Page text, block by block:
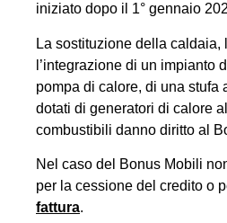
iniziato dopo il 1° gennaio
La sostituzione della caldaia,
l’integrazione di un impianto
pompa di calore, di una stufa
dotati di generatori di calore
combustibili danno diritto al
Nel caso del Bonus Mobili
per la cessione del credito o
fattura.